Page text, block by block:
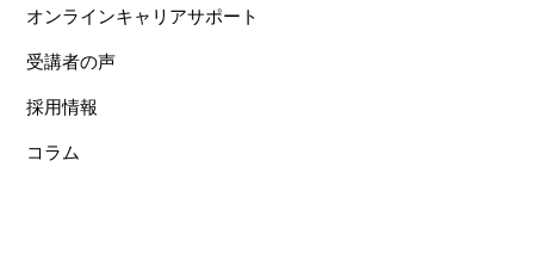
オンラインキャリアサポート
受講者の声
採用情報
コラム